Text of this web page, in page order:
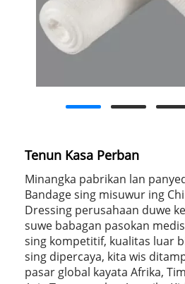
Tenun Kasa Perban
Minangka pabrikan lan
Bandage sing misuwur ing
Dressing perusahaan duwe
suwe babagan pasokan
sing kompetitif, kualitas luar
sing dipercaya, kita wis
pasar global kayata Afrika,